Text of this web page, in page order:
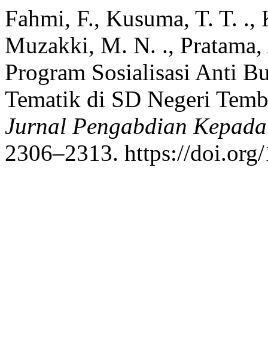
Fahmi, F., Kusuma, T. T.
Muzakki, M. N. .,
Program Sosialisasi Anti
Tematik di SD Negeri
Jurnal Pengabdian
2306–2313. https://